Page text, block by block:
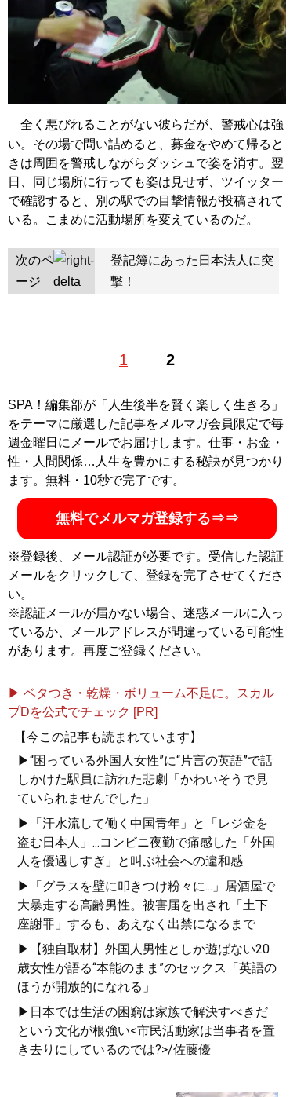
全く悪びれることがない彼らだが、警戒心は強
い。その場で問い詰めると、募金をやめて帰ると
きは周囲を警戒しながらダッシュで姿を消す。翌
日、同じ場所に行っても姿は見せず、ツイッター
で確認すると、別の駅での目撃情報が投稿されて
いる。こまめに活動場所を変えているのだ。
次のペ
ージ
登記簿にあった日本法人に突
撃！
1 2
SPA！編集部が「人生後半を賢く楽しく生きる」
をテーマに厳選した記事をメルマガ会員限定で毎
週金曜日にメールでお届けします。仕事・お金・
性・人間関係…人生を豊かにする秘訣が見つかり
ます。無料・10秒で完了です。
無料でメルマガ登録する⇒⇒
※登録後、メール認証が必要です。受信した認証
メールをクリックして、登録を完了させてくださ
い。
※認証メールが届かない場合、迷惑メールに入っ
ているか、メールアドレスが間違っている可能性
があります。再度ご登録ください。
▶ ベタつき・乾燥・ボリューム不足に。スカル
プDを公式でチェック [PR]
【今この記事も読まれています】
▶“困っている外国人女性”に“片言の英語”で話
しかけた駅員に訪れた悲劇「かわいそうで見
ていられませんでした」
▶「汗水流して働く中国青年」と「レジ金を
盗む日本人」...コンビニ夜勤で痛感した「外国
人を優遇しすぎ」と叫ぶ社会への違和感
▶「グラスを壁に叩きつけ粉々に...」居酒屋で
大暴走する高齢男性。被害届を出され「土下
座謝罪」するも、あえなく出禁になるまで
▶【独自取材】外国人男性としか遊ばない20
歳女性が語る“本能のまま”のセックス「英語の
ほうが開放的になれる」
▶日本では生活の困窮は家族で解決すべきだ
という文化が根強い<市民活動家は当事者を置
き去りにしているのでは?>/佐藤優